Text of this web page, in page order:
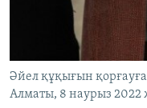
Әйел құқығын
Алматы, 8 наурыз 2022